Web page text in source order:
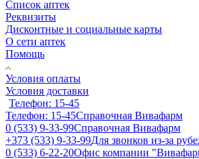
Список аптек
Реквизиты
Дисконтные и социальные карты
О сети аптек
Помощь
Условия оплаты
Условия доставки
Телефон: 15-45
Телефон: 15-45Справочная Вивафарм
0 (533) 9-33-99Справочная Вивафарм
+373 (533) 9-33-99Для звонков из-за
0 (533) 6-22-20Офис компании